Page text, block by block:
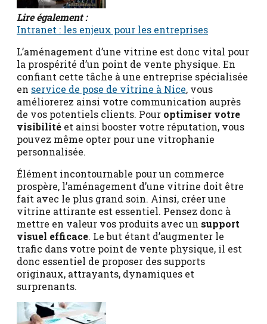
Lire également :
Intranet : les enjeux pour les entreprises
L’aménagement d’une vitrine est donc vital pour
la prospérité d’un point de vente physique. En
confiant cette tâche à une entreprise spécialisée
en service de pose de vitrine à Nice, vous
améliorerez ainsi votre communication auprès
de vos potentiels clients. Pour optimiser votre
visibilité et ainsi booster votre réputation, vous
pouvez même opter pour une vitrophanie
personnalisée.
Élément incontournable pour un commerce
prospère, l’aménagement d’une vitrine doit être
fait avec le plus grand soin. Ainsi, créer une
vitrine attirante est essentiel. Pensez donc à
mettre en valeur vos produits avec un support
visuel efficace. Le but étant d’augmenter le
trafic dans votre point de vente physique, il est
donc essentiel de proposer des supports
originaux, attrayants, dynamiques et
surprenants.